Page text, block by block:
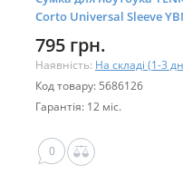
Corto Universal Sleeve
795 грн.
Наявність: На складі (1-3
Код товару: 5686126
Гарантія: 12 міс.
0